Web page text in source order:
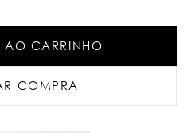
AO CARRINHO
COMPRA